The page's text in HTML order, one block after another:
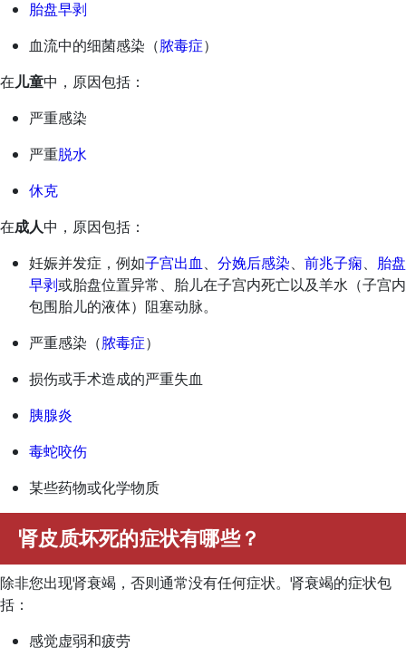
胎盘早剥
血流中的细菌感染（脓毒症）
在儿童中，原因包括：
严重感染
严重脱水
休克
在成人中，原因包括：
妊娠并发症，例如子宫出血 、 分娩后感染、 前兆子痫、 胎盘
早剥或胎盘位置异常、胎儿在子宫内死亡以及羊水（子宫内
包围胎儿的液体）阻塞动脉。
严重感染（脓毒症）
损伤或手术造成的严重失血
胰腺炎
毒蛇咬伤
某些药物或化学物质
肾皮质坏死的症状有哪些？
除非您出现肾衰竭，否则通常没有任何症状。肾衰竭的症状包
括：
感觉虚弱和疲劳